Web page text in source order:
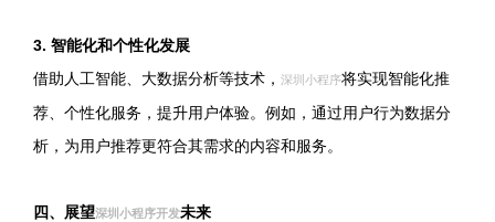
3. 智能化和个性化发展
借助人工智能、大数据分析等技术， 深圳小程序将实现智能化推
荐、个性化服务，提升用户体验。例如，通过用户行为数据分
析，为用户推荐更符合其需求的内容和服务。
四、展望深圳小程序开发未来